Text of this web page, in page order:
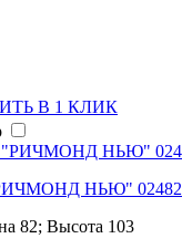
В 1 КЛИК
НЬЮ" 02482
82; Высота 103